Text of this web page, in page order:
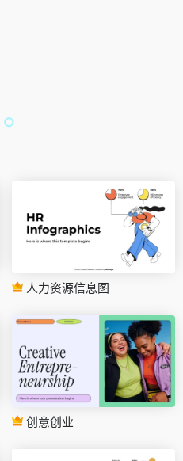
人力资源信息图
创意创业